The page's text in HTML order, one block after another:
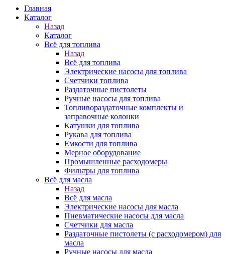
Главная
Каталог
Назад
Каталог
Всё для топлива
Назад
Всё для топлива
Электрические насосы для топлива
Счетчики топлива
Раздаточные пистолеты
Ручные насосы для топлива
Топливораздаточные комплекты и
заправочные колонки
Катушки для топлива
Рукава для топлива
Емкости для топлива
Мерное оборудование
Промышленные расходомеры
Фильтры для топлива
Всё для масла
Назад
Всё для масла
Электрические насосы для масла
Пневматические насосы для масла
Счетчики для масла
Раздаточные пистолеты (с расходомером) для
масла
Ручные насосы для масла